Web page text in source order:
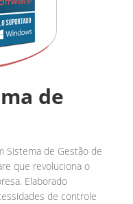
de
Sistema de Gestão de
que revoluciona o
Elaborado
de controle